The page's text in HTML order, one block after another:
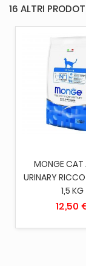
16 ALTRI
MONGE CAT
URINARY
1,5 KG
12,50